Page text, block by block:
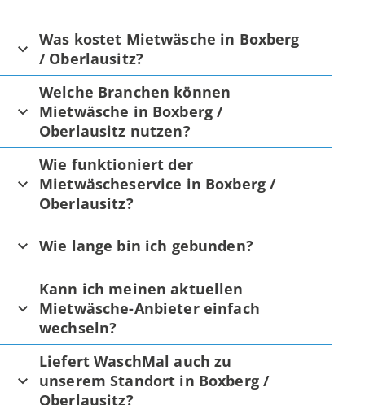
Was kostet Mietwäsche in Boxberg
/ Oberlausitz?
Welche Branchen können
Mietwäsche in Boxberg /
Oberlausitz nutzen?
Wie funktioniert der
Mietwäscheservice in Boxberg /
Oberlausitz?
Wie lange bin ich gebunden?
Kann ich meinen aktuellen
Mietwäsche-Anbieter einfach
wechseln?
Liefert WaschMal auch zu
unserem Standort in Boxberg /
Oberlausitz?